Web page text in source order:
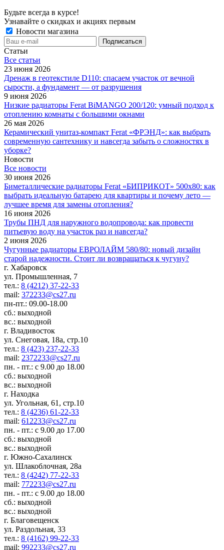
Будьте всегда в курсе!
Узнавайте о скидках и акциях первым
Новости магазина
Статьи
Все cтатьи
23 июня 2026
Дренаж в геотекстиле D110: спасаем участок от вечной
сырости, а фундамент — от разрушения
9 июня 2026
Низкие радиаторы Ferat BiMANGO 200/120: умный подход к
отоплению комнаты с большими окнами
26 мая 2026
Керамический унитаз-компакт Ferat «ФРЭНД»: как выбрать
современную сантехнику и навсегда забыть о сложностях в
уборке?
Новости
Все новости
30 июня 2026
Биметаллические радиаторы Ferat «БИПРИКОТ» 500x80: как
выбрать идеальную батарею для квартиры и почему лето —
лучшее время для замены отопления?
16 июня 2026
Трубы ПНД для наружного водопровода: как провести
питьевую воду на участок раз и навсегда?
2 июня 2026
Чугунные радиаторы ЕВРОЛАЙМ 580/80: новый дизайн
старой надежности. Стоит ли возвращаться к чугуну?
г. Хабаровск
ул. Промышленная, 7
тел.: 8 (4212) 37-22-33
mail: 372233@cs27.ru
пн-пт.: 09.00-18.00
сб.: выходной
вс.: выходной
г. Владивосток
ул. Снеговая, 18а, стр.10
тел.: 8 (423) 237-22-33
mail: 2372233@cs27.ru
пн. - пт.: с 9.00 до 18.00
сб.: выходной
вс.: выходной
г. Находка
ул. Угольная, 61, стр.10
тел.: 8 (4236) 61-22-33
mail: 612233@cs27.ru
пн. - пт.: с 9.00 до 17.00
сб.: выходной
вс.: выходной
г. Южно-Сахалинск
ул. Шлакоблочная, 28а
тел.: 8 (4242) 77-22-33
mail: 772233@cs27.ru
пн. - пт.: с 9.00 до 18.00
сб.: выходной
вс.: выходной
г. Благовещенск
ул. Раздольная, 33
тел.: 8 (4162) 99-22-33
mail: 992233@cs27.ru